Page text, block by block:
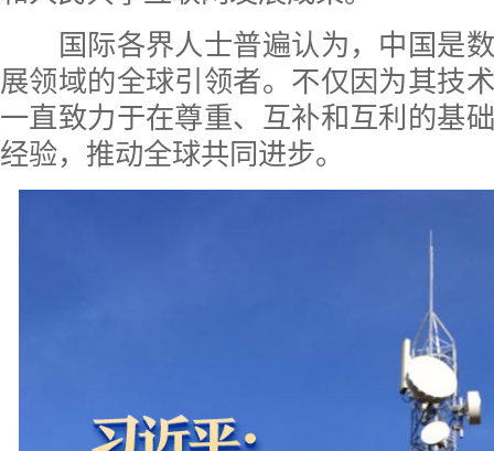
国际各界人士普遍认为，中国是数
展领域的全球引领者。不仅因为其技
一直致力于在尊重、互补和互利的基
经验，推动全球共同进步。